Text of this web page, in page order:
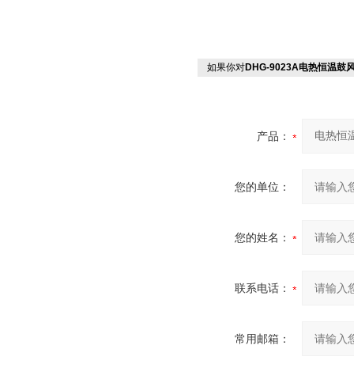
如果你对DHG-9023A电热恒温鼓
产品：
您的单位：
您的姓名：
联系电话：
常用邮箱：